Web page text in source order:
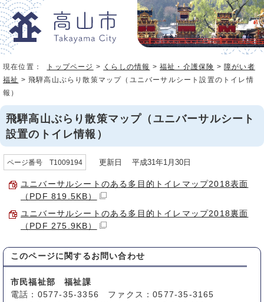
現在位置： トップページ > くらしの情報 >福祉・介護保険 > 障がい者
福祉 > 飛騨高山ぶらり散策マップ（ユニバーサルシート設置のトイレ情
報）
飛騨高山ぶらり散策マップ（ユニバーサルシート
設置のトイレ情報）
ページ番号 T1009194 更新日 平成31年1月30日
ユニバーサルシートのある多目的トイレマップ2018表面
（PDF 819.5KB）
ユニバーサルシートのある多目的トイレマップ2018裏面
（PDF 275.9KB）
このページに関する お問い合わせ
市民福祉部 福祉課
電話：0577-35-3356 ファクス：0577-35-3165